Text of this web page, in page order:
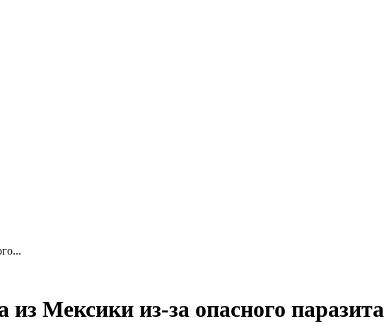
Мексики из-за опасного паразита